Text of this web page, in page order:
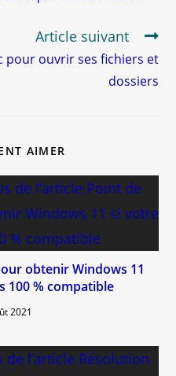
Article suivant
pour ouvrir ses fichiers et
dossiers
AIMER
obtenir Windows 11
100 % compatible
2021